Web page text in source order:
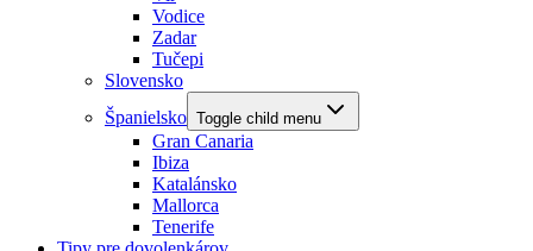
Vodice
Zadar
Tučepi
Slovensko
Španielsko Toggle child menu
Gran Canaria
Ibiza
Katalánsko
Mallorca
Tenerife